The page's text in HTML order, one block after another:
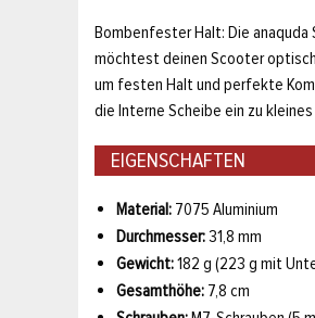
Bombenfester Halt: Die anaquda
möchtest deinen Scooter optisch
um festen Halt und perfekte
die Interne Scheibe ein zu
EIGENSCHAFTEN
Material: 7075 Aluminium
Durchmesser:31,8 mm
Gewicht:182 g (223 g mit
Gesamthöhe: 7,8 cm